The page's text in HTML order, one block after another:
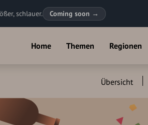
schlauer. Coming soon →
Home Themen Regionen
Übersicht